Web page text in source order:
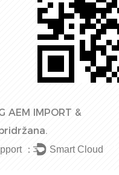
AEM IMPORT &
： Smart Cloud